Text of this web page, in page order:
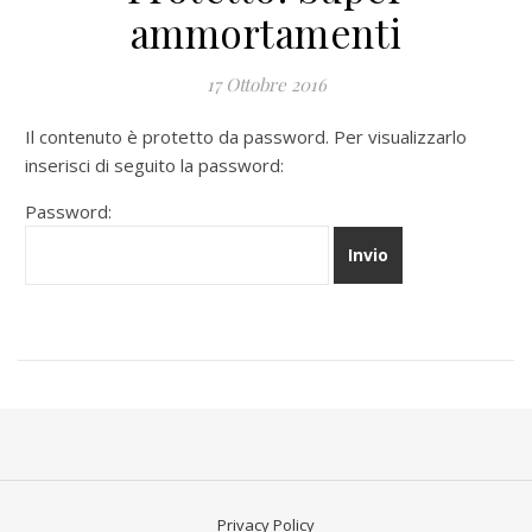
ammortamenti
17 Ottobre 2016
Il contenuto è protetto da password. Per visualizzarlo
inserisci di seguito la password:
Password:
Privacy Policy